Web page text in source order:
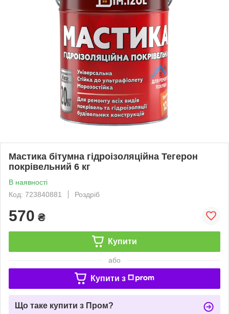
Мастика бітумна гідроізоляційна Тегерон
покрівельний 6 кг
В наявності
Код: 723840881
Роздріб
570 ₴
Купити
або
Купити з
Що таке купити з Пром?